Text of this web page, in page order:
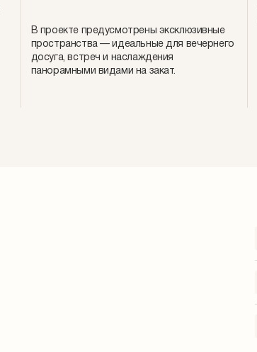
В проекте предусмотрены эксклюзивные
пространства — идеальные для вечернего
досуга, встреч и наслаждения
панорамными видами на закат.